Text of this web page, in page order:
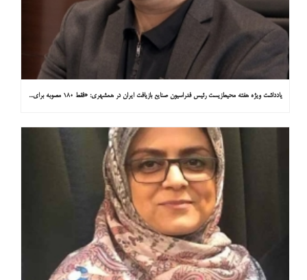
یادداشت ویژه هفته محیط‌زیست رئیس فدراسیون صنایع بازیافت ایران در همشهری: «فقط ۱۸۰ مصوبه برای خارج کردن خودروهای فرسوده از خیابان‌ها»